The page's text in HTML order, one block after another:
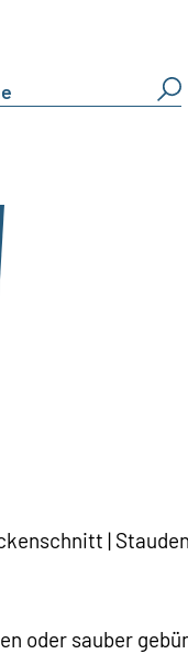
|
oder sauber